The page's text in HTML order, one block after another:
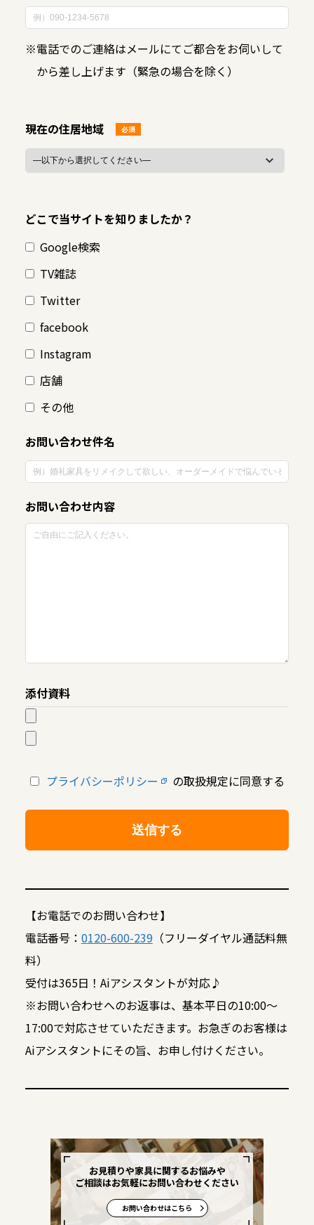
※電話でのご連絡はメールにてご都合をお伺いして
から差し上げます（緊急の場合を除く）
現在の住居地域 必須
どこで当サイトを知りましたか？
Google検索
TV雑誌
Twitter
facebook
Instagram
店舗
その他
お問い合わせ件名
お問い合わせ内容
添付資料
プライバシーポリシー の取扱規定に同意する
【お電話でのお問い合わせ】
電話番号： 0120-600-239（フリーダイヤル通話料無
料）
受付は365日！Aiアシスタントが対応♪
※お問い合わせへのお返事は、基本平日の10:00～
17:00で対応させていただきます。お急ぎのお客様は
Aiアシスタントにその旨、お申し付けください。
お見積りや家具に関するお悩みや
ご相談はお気軽にお問い合わせください
お問い合わせはこちら